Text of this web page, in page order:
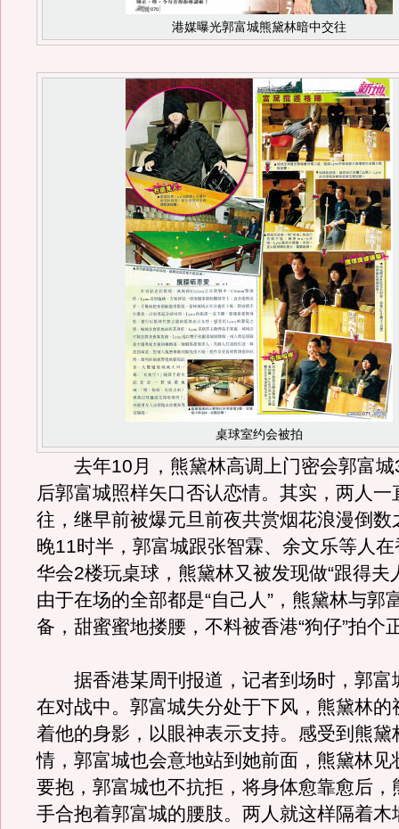
港媒曝光郭富城熊黛林暗中交往
桌球室约会被拍
去年10月，熊黛林高调上门密会郭富城
后郭富城照样矢口否认恋情。其实，两人一
往，继早前被爆元旦前夜共赏烟花浪漫倒数
晚11时半，郭富城跟张智霖、余文乐等人
华会2楼玩桌球，熊黛林又被发现做“跟得夫
由于在场的全部都是“自己人”，熊黛林与郭
备，甜蜜蜜地搂腰，不料被香港“狗仔”拍个
据香港某周刊报道，记者到场时，郭富
在对战中。郭富城失分处于下风，熊黛林的
着他的身影，以眼神表示支持。感受到熊黛
情，郭富城也会意地站到她前面，熊黛林见
要抱，郭富城也不抗拒，将身体愈靠愈后，
手合抱着郭富城的腰肢。两人就这样隔着木